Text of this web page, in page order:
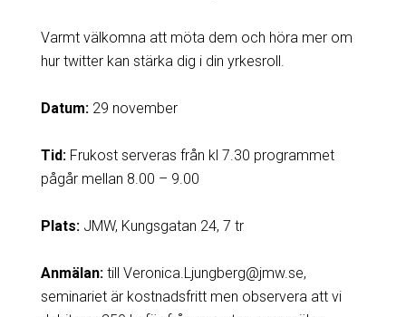
Varmt välkomna att möta dem och höra mer om
hur twitter kan stärka dig i din yrkesroll.
Datum:29 november
Tid:Frukost serveras från kl 7.30 programmet
pågår mellan 8.00 – 9.00
Plats:JMW, Kungsgatan 24, 7 tr
Anmälan:till Veronica.Ljungberg@jmw.se,
seminariet är kostnadsfritt men observera att vi